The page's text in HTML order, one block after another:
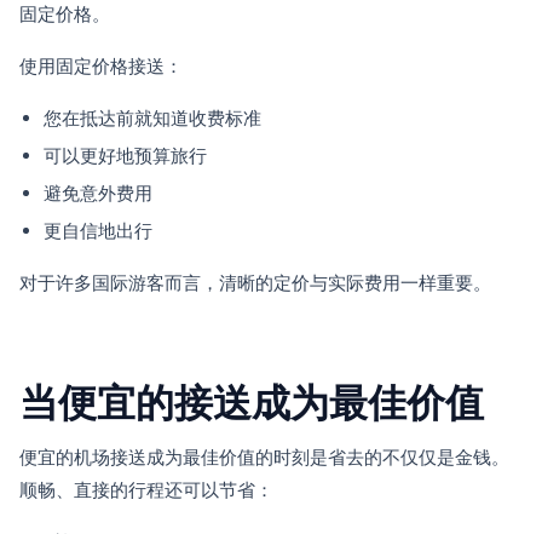
固定价格。
使用固定价格接送：
您在抵达前就知道收费标准
可以更好地预算旅行
避免意外费用
更自信地出行
对于许多国际游客而言，清晰的定价与实际费用一样重要。
当便宜的接送成为最佳价值
便宜的机场接送成为最佳价值的时刻是省去的不仅仅是金钱。
顺畅、直接的行程还可以节省：